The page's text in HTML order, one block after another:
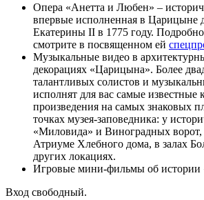
Опера «Анетта и Любен» –
впервые исполненная в Царицыне
Екатерины II в 1775 году.
смотрите в посвященном ей
Музыкальные видео в
декорациях «Царицына». Более
талантливых солистов и
исполнят для вас самые известные
произведения на самых знаковых
точках музея-заповедника: у
«Миловида» и Виноградных
Атриуме Хлебного дома, в залах
других локациях.
Игровые мини-фильмы об истории
Вход свободный.